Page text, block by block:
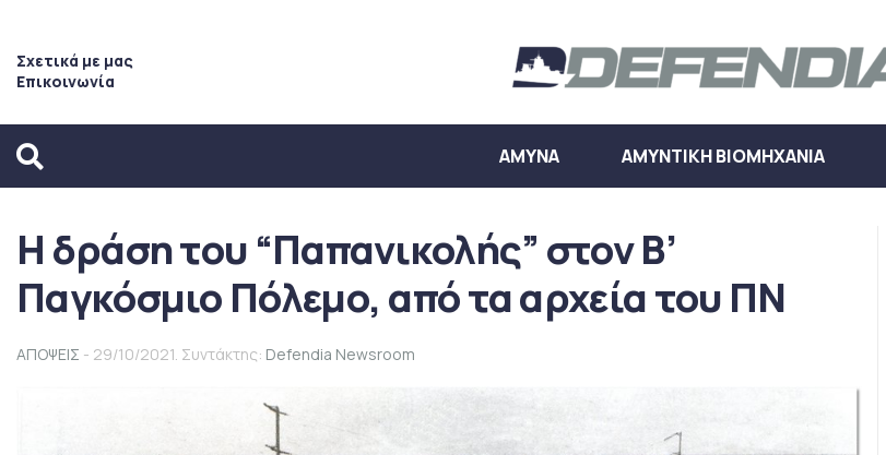
Σχετικά με μας
Επικοινωνία
ΑΜΥΝΑ ΑΜΥΝΤΙΚΗ ΒΙΟΜΗΧΑΝΙΑ
Η δράση του “Παπανικολής” στον Β’
Παγκόσμιο Πόλεμο, από τα αρχεία του ΠΝ
ΑΠΟΨΕΙΣ - 29/10/2021. Συντάκτης: Defendia Newsroom